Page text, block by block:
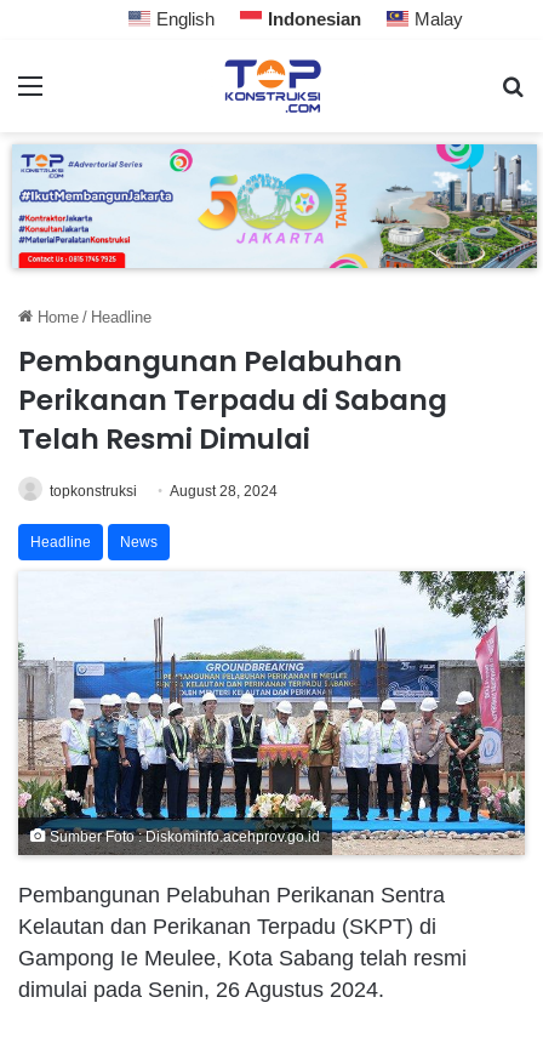
English Indonesian Malay
Home / Headline
Pembangunan Pelabuhan
Perikanan Terpadu di Sabang
Telah Resmi Dimulai
topkonstruksi August 28, 2024
Headline News
Sumber Foto : Diskominfo.acehprov.go.id
Pembangunan Pelabuhan Perikanan Sentra
Kelautan dan Perikanan Terpadu (SKPT) di
Gampong Ie Meulee, Kota Sabang telah resmi
dimulai pada Senin, 26 Agustus 2024.